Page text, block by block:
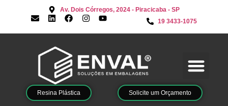
Av. Dois Córregos, 2024 - Piracicaba - SP
19 3433-1075
Resina Plástica Solicite um Orçamento